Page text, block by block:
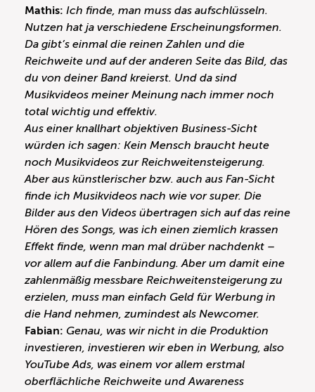
Mathis: Ich finde, man muss das aufschlüsseln.
Nutzen hat ja verschiedene Erscheinungsformen.
Da gibt’s einmal die reinen Zahlen und die
Reichweite und auf der anderen Seite das Bild, das
du von deiner Band kreierst. Und da sind
Musikvideos meiner Meinung nach immer noch
total wichtig und effektiv.
Aus einer knallhart objektiven Business-Sicht
würden ich sagen: Kein Mensch braucht heute
noch Musikvideos zur Reichweitensteigerung.
Aber aus künstlerischer bzw. auch aus Fan-Sicht
finde ich Musikvideos nach wie vor super. Die
Bilder aus den Videos übertragen sich auf das reine
Hören des Songs, was ich einen ziemlich krassen
Effekt finde, wenn man mal drüber nachdenkt –
vor allem auf die Fanbindung. Aber um damit eine
zahlenmäßig messbare Reichweitensteigerung zu
erzielen, muss man einfach Geld für Werbung in
die Hand nehmen, zumindest als Newcomer.
Fabian: Genau, was wir nicht in die Produktion
investieren, investieren wir eben in Werbung, also
YouTube Ads, was einem vor allem erstmal
oberflächliche Reichweite und Awareness